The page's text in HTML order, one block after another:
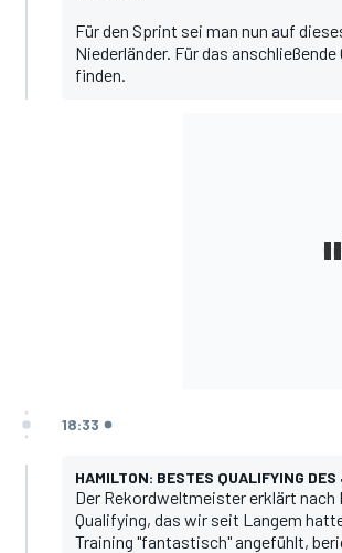
SPORTWAGEN
Für den Sprint sei man nun auf
Niederländer. Für das
finden.
18:33
HAMILTON: BESTES QUALIFYING
Der Rekordweltmeister erklärt
Qualifying, das wir seit Langem
Training "fantastisch" angefühlt,